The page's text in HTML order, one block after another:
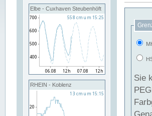
Elbe - Cuxhaven Steubenhöft
RHEIN - Koblenz
Sie